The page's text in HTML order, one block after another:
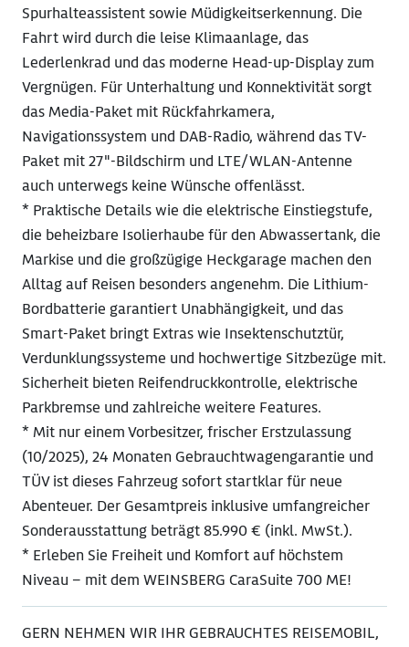
Spurhalteassistent sowie Müdigkeitserkennung. Die
Fahrt wird durch die leise Klimaanlage, das
Lederlenkrad und das moderne Head-up-Display zum
Vergnügen. Für Unterhaltung und Konnektivität sorgt
das Media-Paket mit Rückfahrkamera,
Navigationssystem und DAB-Radio, während das TV-
Paket mit 27"-Bildschirm und LTE/WLAN-Antenne
auch unterwegs keine Wünsche offenlässt.
* Praktische Details wie die elektrische Einstiegstufe,
die beheizbare Isolierhaube für den Abwassertank, die
Markise und die großzügige Heckgarage machen den
Alltag auf Reisen besonders angenehm. Die Lithium-
Bordbatterie garantiert Unabhängigkeit, und das
Smart-Paket bringt Extras wie Insektenschutztür,
Verdunklungssysteme und hochwertige Sitzbezüge mit.
Sicherheit bieten Reifendruckkontrolle, elektrische
Parkbremse und zahlreiche weitere Features.
* Mit nur einem Vorbesitzer, frischer Erstzulassung
(10/2025), 24 Monaten Gebrauchtwagengarantie und
TÜV ist dieses Fahrzeug sofort startklar für neue
Abenteuer. Der Gesamtpreis inklusive umfangreicher
Sonderausstattung beträgt 85.990 € (inkl. MwSt.).
* Erleben Sie Freiheit und Komfort auf höchstem
Niveau – mit dem WEINSBERG CaraSuite 700 ME!
GERN NEHMEN WIR IHR GEBRAUCHTES REISEMOBIL,